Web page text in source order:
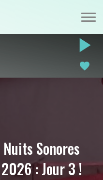
play_arrow
favorite
Nuits Sonores
2026 : Jour 3 !